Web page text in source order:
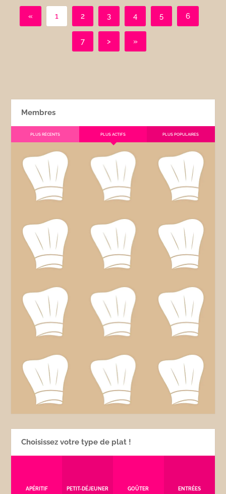
« 1 2 3 4 5 6
7 > »
Membres
PLUS RÉCENTS PLUS ACTIFS PLUS POPULAIRES
Choisissez votre type de plat !
APÉRITIF PETIT-DÉJEUNER GOÛTER ENTRÉES